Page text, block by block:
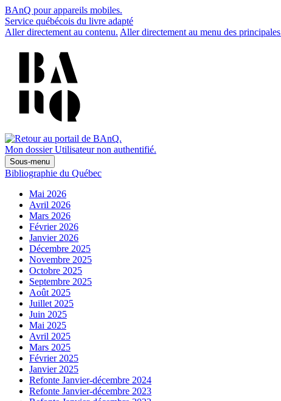
BAnQ pour appareils mobiles.
Service québécois du livre adapté
Aller directement au contenu. Aller directement au menu des
Mon dossier Utilisateur non authentifié.
Sous-menu
Bibliographie du Québec
Mai 2026
Avril 2026
Mars 2026
Février 2026
Janvier 2026
Décembre 2025
Novembre 2025
Octobre 2025
Septembre 2025
Août 2025
Juillet 2025
Juin 2025
Mai 2025
Avril 2025
Mars 2025
Février 2025
Janvier 2025
Refonte Janvier-décembre 2024
Refonte Janvier-décembre 2023